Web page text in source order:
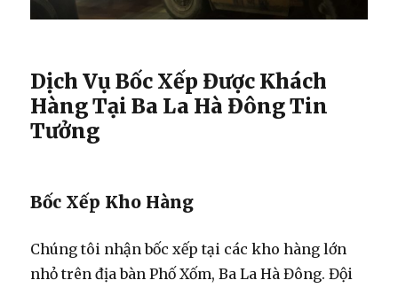
Dịch Vụ Bốc Xếp Được Khách
Hàng Tại Ba La Hà Đông Tin
Tưởng
Bốc Xếp Kho Hàng
Chúng tôi nhận bốc xếp tại các kho hàng lớn
nhỏ trên địa bàn Phố Xốm, Ba La Hà Đông. Đội